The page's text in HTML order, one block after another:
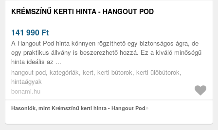
KRÉMSZÍNŰ KERTI HINTA - HANGOUT POD
141 990 Ft
A Hangout Pod hinta könnyen rögzíthető egy biztonságos ágra, de
egy praktikus állvány is beszerezhető hozzá. Ez a kiváló minőségű
hinta ideális az ...
hangout pod, kategóriák, kert, kerti bútorok, kerti ülőbútorok,
hintaágyak
bonami.hu
Hasonlók, mint Krémszínű kerti hinta - Hangout Pod